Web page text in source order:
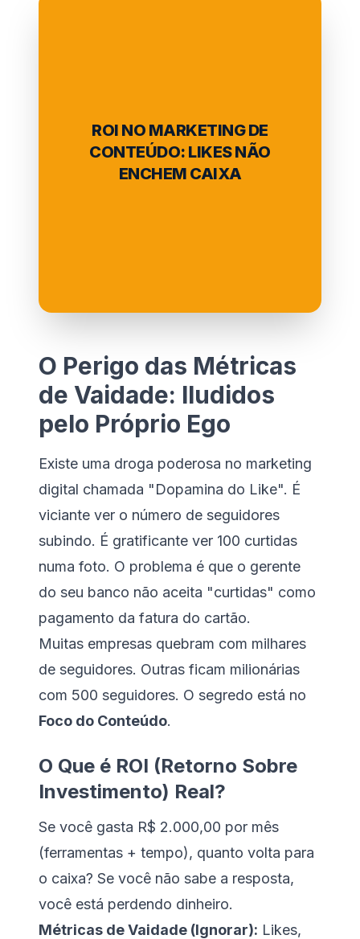
ROI NO MARKETING DE
CONTEÚDO: LIKES NÃO
ENCHEM CAIXA
O Perigo das Métricas
de Vaidade: Iludidos
pelo Próprio Ego
Existe uma droga poderosa no marketing
digital chamada "Dopamina do Like". É
viciante ver o número de seguidores
subindo. É gratificante ver 100 curtidas
numa foto. O problema é que o gerente
do seu banco não aceita "curtidas" como
pagamento da fatura do cartão.
Muitas empresas quebram com milhares
de seguidores. Outras ficam milionárias
com 500 seguidores. O segredo está no
Foco do Conteúdo.
O Que é ROI (Retorno Sobre
Investimento) Real?
Se você gasta R$ 2.000,00 por mês
(ferramentas + tempo), quanto volta para
o caixa? Se você não sabe a resposta,
você está perdendo dinheiro.
Métricas de Vaidade (Ignorar): Likes,